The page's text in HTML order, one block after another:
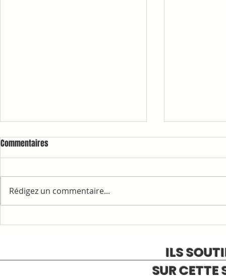
RAPPELS ET INFORMATIONS 1ère
Commentaires
Rédigez un commentaire...
ILS
SUR